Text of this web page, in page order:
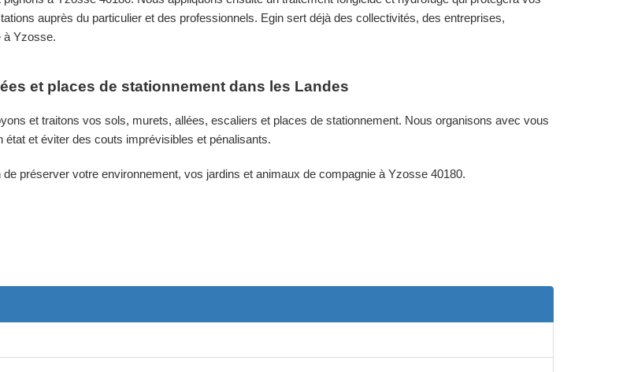
auprès du particulier et des professionnels. Egin sert déjà des collectivités, des entreprises,
à Yzosse.
et places de stationnement dans les Landes
et traitons vos sols, murets, allées, escaliers et places de stationnement. Nous organisons avec vous
état et éviter des couts imprévisibles et pénalisants.
préserver votre environnement, vos jardins et animaux de compagnie à Yzosse 40180.